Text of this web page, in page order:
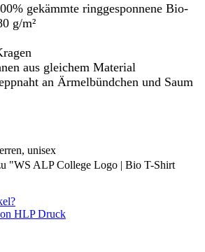
gekämmte ringgesponnene Bio-
g/m²
aus gleichem Material
an Ärmelbündchen und Saum
unisex
"WS ALP College Logo | Bio T-Shirt
HLP Druck